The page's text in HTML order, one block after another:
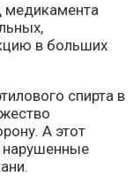
медикамента
в больших
спирта в
А этот
нарушенные